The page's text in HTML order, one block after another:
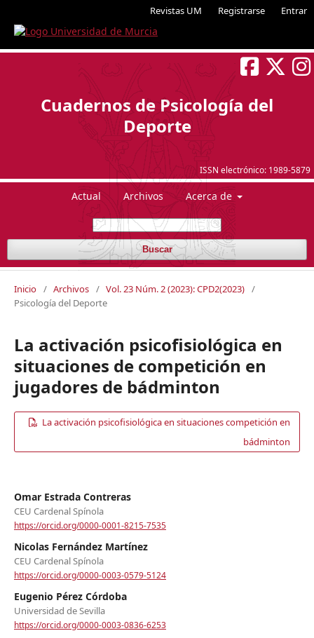
Revistas UM Registrarse Entrar
ISSN electrónico: 1989-5879
Cuadernos de Psicología del
Deporte
Actual Archivos Acerca de
Buscar
Inicio / Archivos / Vol. 23 Núm. 2 (2023): CPD2(2023) /
Psicología del Deporte
La activación psicofisiológica en
situaciones de competición en
jugadores de bádminton
La activación psicofisiológica en situaciones competición en
bádminton
Omar Estrada Contreras
CEU Cardenal Spínola
https://orcid.org/0000-0001-8215-7535
Nicolas Fernández Martínez
CEU Cardenal Spínola
https://orcid.org/0000-0003-0579-5124
Eugenio Pérez Córdoba
Universidad de Sevilla
https://orcid.org/0000-0003-0836-6253